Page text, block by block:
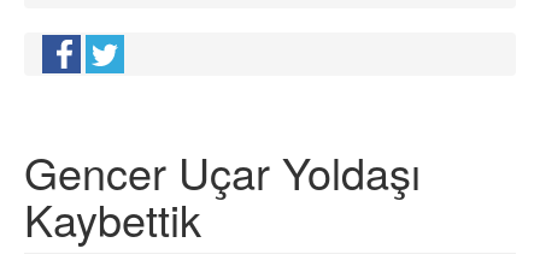
Gencer Uçar Yoldaşı
Kaybettik